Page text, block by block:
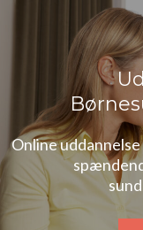
Online